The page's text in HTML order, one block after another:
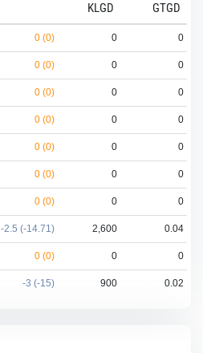
KLGD GTGD
0 (0) 0 0
0 (0) 0 0
0 (0) 0 0
0 (0) 0 0
0 (0) 0 0
0 (0) 0 0
0 (0) 0 0
-2.5 (-14.71) 2,600 0.04
0 (0) 0 0
-3 (-15) 900 0.02